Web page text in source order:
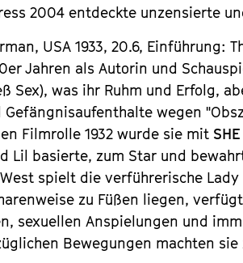
2004 entdeckte unzensierte
USA 1933,20.6, Einführung:
Jahren als Autorin und
Sex), was ihr Ruhm und Erfolg,
wegen
Filmrolle 1932 wurde sie mit
Lil basierte, zum Star und
spielt die verführerische
zu Füßen liegen,
sexuellen Anspielungen und
Bewegungen machten